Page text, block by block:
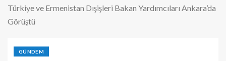
Türkiye ve Ermenistan Dışişleri Bakan Yardımcıları Ankara’da
Görüştü
GÜNDEM